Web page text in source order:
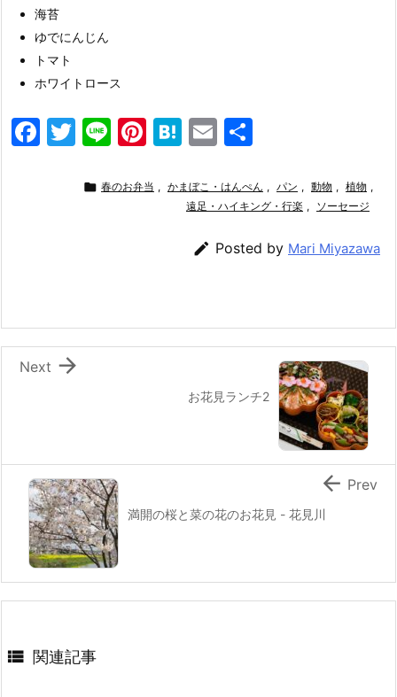
海苔
ゆでにんじん
トマト
ホワイトロース
F
k
T
itt
Li
e
Pi
er
H
e
n
a
E
ai
l
 春のお弁当 , かまぼこ・はんぺん , パン , 動物 , 植物 ,
遠足・ハイキング・行楽 , ソーセージ
 Posted by Mari Miyazawa
お花見ランチ2

Next
満開の桜と菜の花のお花見 - 花見川
 Prev
 関連記事